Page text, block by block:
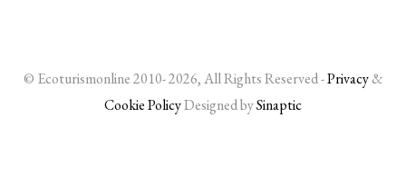
© Ecoturismonline 2010- 2026, All Rights Reserved -Privacy&
Cookie PolicyDesigned bySinaptic